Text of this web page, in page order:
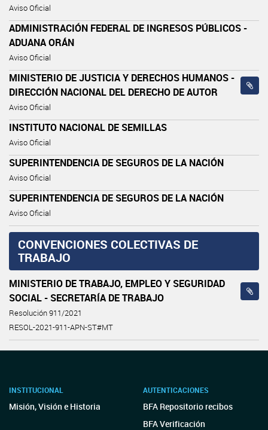
Aviso Oficial
ADMINISTRACIÓN FEDERAL DE INGRESOS PÚBLICOS -
ADUANA ORÁN
Aviso Oficial
MINISTERIO DE JUSTICIA Y DERECHOS HUMANOS -
DIRECCIÓN NACIONAL DEL DERECHO DE AUTOR
Aviso Oficial
INSTITUTO NACIONAL DE SEMILLAS
Aviso Oficial
SUPERINTENDENCIA DE SEGUROS DE LA NACIÓN
Aviso Oficial
SUPERINTENDENCIA DE SEGUROS DE LA NACIÓN
Aviso Oficial
CONVENCIONES COLECTIVAS DE
TRABAJO
MINISTERIO DE TRABAJO, EMPLEO Y SEGURIDAD
SOCIAL - SECRETARÍA DE TRABAJO
Resolución 911/2021
RESOL-2021-911-APN-ST#MT
INSTITUCIONAL
Misión, Visión e Historia
AUTENTICACIONES
BFA Repositorio recibos
BFA Verificación